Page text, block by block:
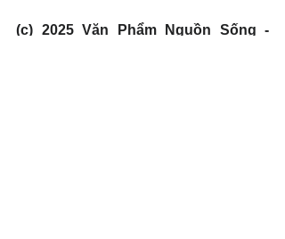
(c) 2025 Văn Phẩm Nguồn Sống -